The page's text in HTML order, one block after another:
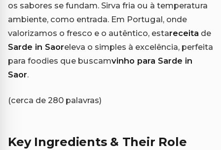
os sabores se fundam. Sirva fria ou à temperatura
ambiente, como entrada. Em Portugal, onde
valorizamos o fresco e o autêntico, estareceita de
Sarde in Saoreleva o simples à excelência, perfeita
para foodies que buscamvinho para Sarde in
Saor.
(cerca de 280 palavras)
Key Ingredients & Their Role